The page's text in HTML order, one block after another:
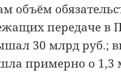
объём
передаче в
30 млрд руб.;
примерно о 1,3